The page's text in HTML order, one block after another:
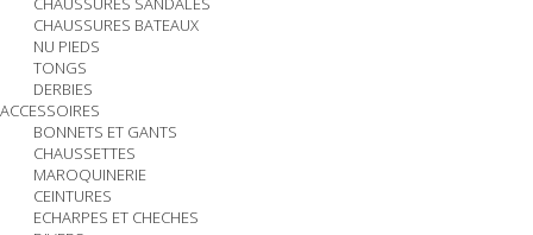
CHAUSSURES BATEAUX
NU PIEDS
TONGS
DERBIES
ACCESSOIRES
BONNETS ET GANTS
CHAUSSETTES
MAROQUINERIE
CEINTURES
ECHARPES ET CHECHES